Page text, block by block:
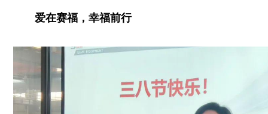
爱在赛福，幸福前行